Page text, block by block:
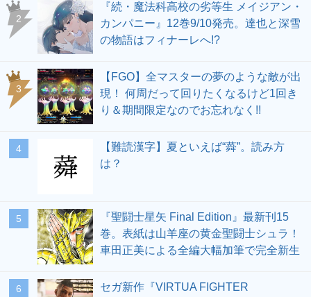
2
『続・魔法科高校の劣等生 メイジアン・
カンパニー』12巻9/10発売。達也と深雪
の物語はフィナーレへ!?
3
【FGO】全マスターの夢のような敵が出
現！ 何周だって回りたくなるけど1回き
り＆期間限定なのでお忘れなく!!
4
【難読漢字】夏といえば“蕣”。読み方
は？
5
『聖闘士星矢 Final Edition』最新刊15
巻。表紙は山羊座の黄金聖闘士シュラ！
車田正美による全編大幅加筆で完全新生
6
セガ新作『VIRTUA FIGHTER